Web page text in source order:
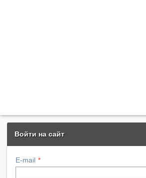
Войти на сайт
E-mail